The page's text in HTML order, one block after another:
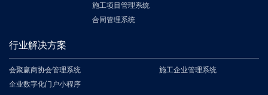
施工项目管理系统
合同管理系统
行业解决方案
会聚赢商协会管理系统
施工企业管理系统
企业数字化门户小程序